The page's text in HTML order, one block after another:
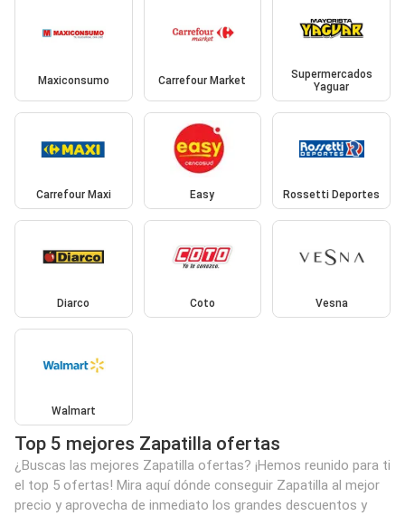
Maxiconsumo Carrefour Market
Supermercados
Yaguar
Carrefour Maxi Easy Rossetti Deportes
Diarco Coto Vesna
Walmart
Top 5 mejores Zapatilla ofertas
¿Buscas las mejores Zapatilla ofertas? ¡Hemos reunido para ti
el top 5 ofertas! Mira aquí dónde conseguir Zapatilla al mejor
precio y aprovecha de inmediato los grandes descuentos y